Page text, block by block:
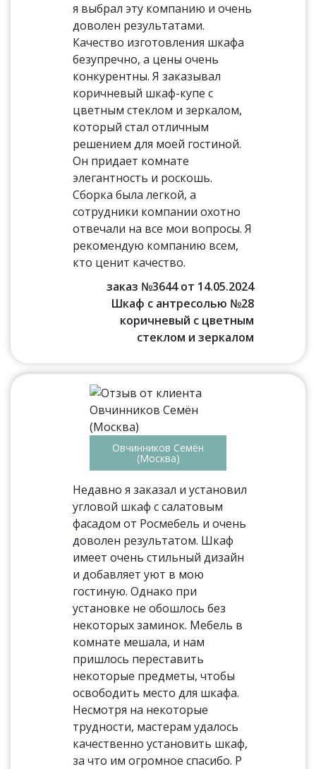
я выбрал эту компанию и очень
доволен результатами.
Качество изготовления шкафа
безупречно, а цены очень
конкурентны. Я заказывал
коричневый шкаф-купе с
цветным стеклом и зеркалом,
который стал отличным
решением для моей гостиной.
Он придает комнате
элегантность и роскошь.
Сборка была легкой, а
сотрудники компании охотно
отвечали на все мои вопросы. Я
рекомендую компанию всем,
кто ценит качество.
заказ №3644 от 14.05.2024
Шкаф с антресолью №28
коричневый с цветным
стеклом и зеркалом
Овчинников Семён
(Москва)
Недавно я заказал и установил
угловой шкаф с салатовым
фасадом от Росмебель и очень
доволен результатом. Шкаф
имеет очень стильный дизайн
и добавляет уют в мою
гостиную. Однако при
установке не обошлось без
некоторых заминок. Мебель в
комнате мешала, и нам
пришлось переставить
некоторые предметы, чтобы
освободить место для шкафа.
Несмотря на некоторые
трудности, мастерам удалось
качественно установить шкаф,
за что им огромное спасибо. Р